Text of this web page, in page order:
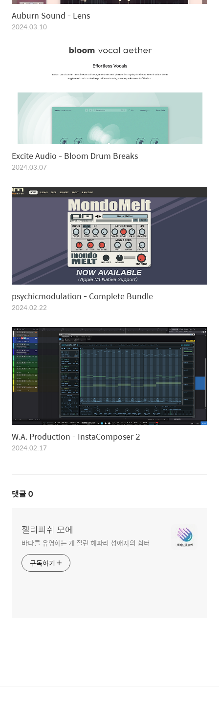
Auburn Sound - Lens
2024.03.10
Excite Audio - Bloom Drum Breaks
2024.03.07
psychicmodulation - Complete Bundle
2024.02.22
W.A. Production - InstaComposer 2
2024.02.17
댓글 0
젤리피쉬 모에
바다를 유영하는 게 질린 해파리 성애자의 쉼터
구독하기